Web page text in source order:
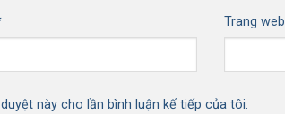
Trang web
này cho lần bình luận kế tiếp của tôi.